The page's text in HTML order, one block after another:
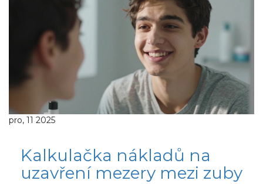
pro, 11 2025
Kalkulačka nákladů na
uzavření mezery mezi zuby